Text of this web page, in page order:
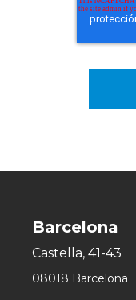
Barcelona
Castella, 41-43
08018 Barcelona